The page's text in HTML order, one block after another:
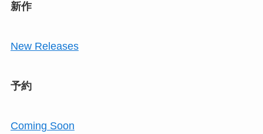
新作
New Releases
予約
Coming Soon